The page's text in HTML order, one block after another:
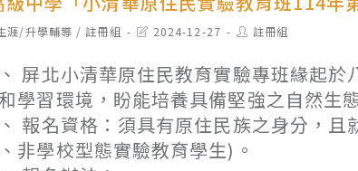
涯/升學輔導 / 註冊組
Post2024-12-27
Post註冊組
屏北小清華原住民教育實驗專班緣起
學習環境，盼能培養具備堅強之自然生
報名資格：須具有原住民族之身分，
非學校型態實驗教育學生)。